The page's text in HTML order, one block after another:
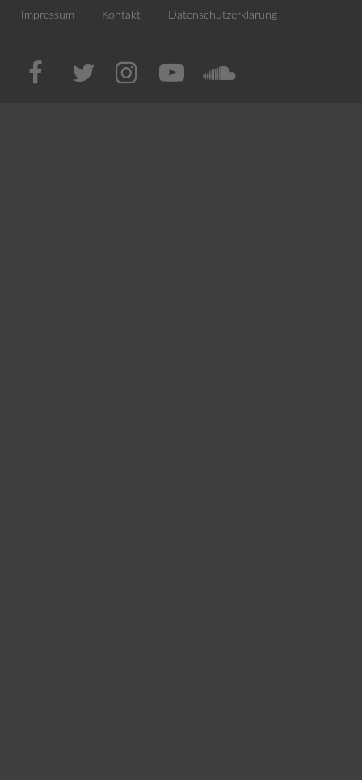
Impressum Kontakt Datenschutzerklärung